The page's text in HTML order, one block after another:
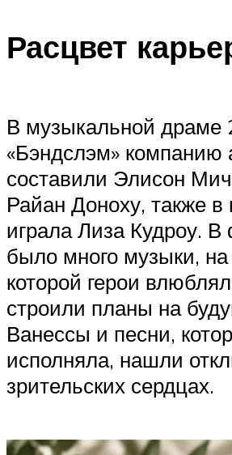
Расцвет
В музыкальной драме
«Бэндслэм» компанию
составили Элисон
Райан Доноху, также в
играла Лиза Кудроу.
было много музыки,
которой герои
строили планы на
Ванессы и песни,
исполняла, нашли
зрительских сердцах.